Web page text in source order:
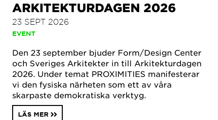
ARKITEKTURDAGEN 2026
23 SEPT 2026
EVENT
Den 23 september bjuder Form/Design Center
och Sveriges Arkitekter in till Arkitekturdagen
2026. Under temat PROXIMITIES manifesterar
vi den fysiska närheten som ett av våra
skarpaste demokratiska verktyg.
LÄS MER